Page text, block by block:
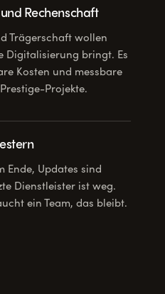
Rechenschaft
Trägerschaft wollen
Digitalisierung bringt. Es
Kosten und messbare
Projekte.
Ende, Updates sind
Dienstleister ist weg.
ein Team, das bleibt.